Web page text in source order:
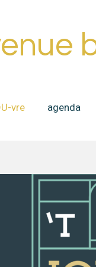
vre agenda